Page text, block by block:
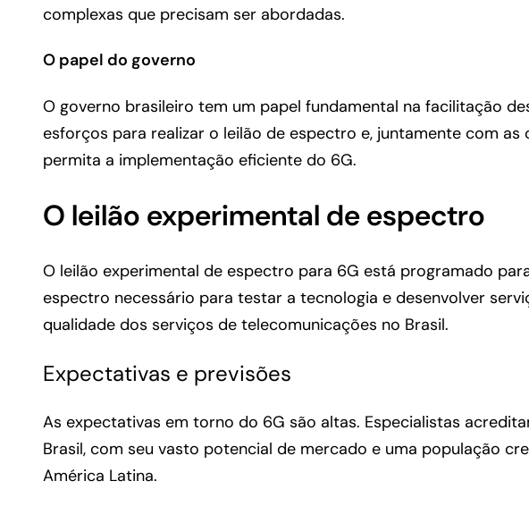
complexas que precisam ser abordadas.
O papel do governo
O governo brasileiro tem um papel fundamental na facilitação
esforços para realizar o leilão de espectro e, juntamente com
permita a implementação eficiente do 6G.
O leilão experimental de espectro
O leilão experimental de espectro para 6G está programado
espectro necessário para testar a tecnologia e desenvolver
qualidade dos serviços de telecomunicações no Brasil.
Expectativas e previsões
As expectativas em torno do 6G são altas. Especialistas
Brasil, com seu vasto potencial de mercado e uma população
América Latina.